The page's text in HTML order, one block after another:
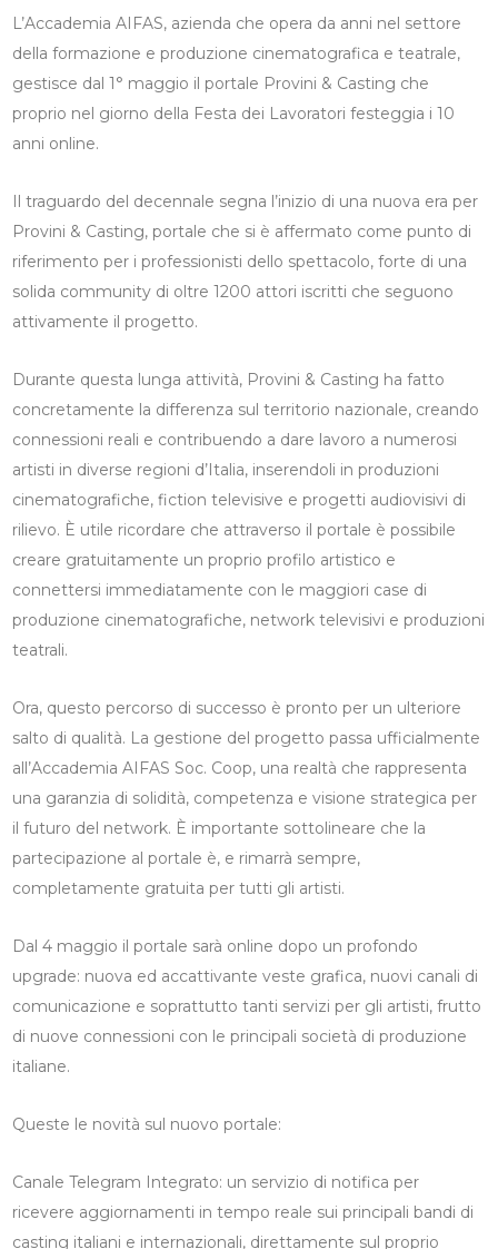
L’Accademia AIFAS, azienda che opera da anni nel settore
della formazione e produzione cinematografica e teatrale,
gestisce dal 1° maggio il portale Provini & Casting che
proprio nel giorno della Festa dei Lavoratori festeggia i 10
anni online.
Il traguardo del decennale segna l’inizio di una nuova era per
Provini & Casting, portale che si è affermato come punto di
riferimento per i professionisti dello spettacolo, forte di una
solida community di oltre 1200 attori iscritti che seguono
attivamente il progetto.
Durante questa lunga attività, Provini & Casting ha fatto
concretamente la differenza sul territorio nazionale, creando
connessioni reali e contribuendo a dare lavoro a numerosi
artisti in diverse regioni d’Italia, inserendoli in produzioni
cinematografiche, fiction televisive e progetti audiovisivi di
rilievo. È utile ricordare che attraverso il portale è possibile
creare gratuitamente un proprio profilo artistico e
connettersi immediatamente con le maggiori case di
produzione cinematografiche, network televisivi e produzioni
teatrali.
Ora, questo percorso di successo è pronto per un ulteriore
salto di qualità. La gestione del progetto passa ufficialmente
all’Accademia AIFAS Soc. Coop, una realtà che rappresenta
una garanzia di solidità, competenza e visione strategica per
il futuro del network. È importante sottolineare che la
partecipazione al portale è, e rimarrà sempre,
completamente gratuita per tutti gli artisti.
Dal 4 maggio il portale sarà online dopo un profondo
upgrade: nuova ed accattivante veste grafica, nuovi canali di
comunicazione e soprattutto tanti servizi per gli artisti, frutto
di nuove connessioni con le principali società di produzione
italiane.
Queste le novità sul nuovo portale:
Canale Telegram Integrato: un servizio di notifica per
ricevere aggiornamenti in tempo reale sui principali bandi di
casting italiani e internazionali, direttamente sul proprio